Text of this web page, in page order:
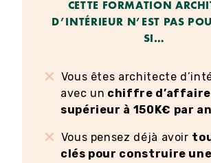
CETTE FORMATION
D’INTÉRIEUR N’EST PAS
SI…
Vous êtes architecte
avec un chiffre
supérieur à 150K€ par an
Vous pensez déjà avoir
clés pour construire une